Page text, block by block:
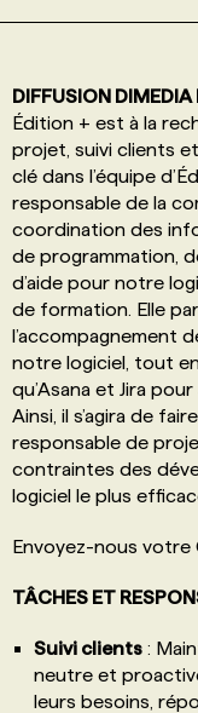
FAQ
ANNONCEZ
DIFFUSION DIMEDIA
Édition + est à la
projet, suivi clients
clé dans l’équipe
responsable de la
coordination des
de programmation,
d’aide pour notre
de formation. Elle
l’accompagnement
notre logiciel, tout
qu’Asana et Jira
Ainsi, il s’agira de
responsable de
contraintes des
logiciel le plus
Envoyez-nous votre
TÂCHES ET
Suivi clients :
neutre et
leurs besoins,